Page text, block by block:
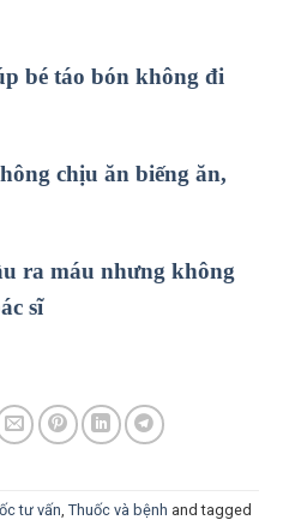
bé táo bón không đi
chịu ăn biếng ăn,
ra máu nhưng không
sĩ
tư vấn Thuốc và bệnh and tagged